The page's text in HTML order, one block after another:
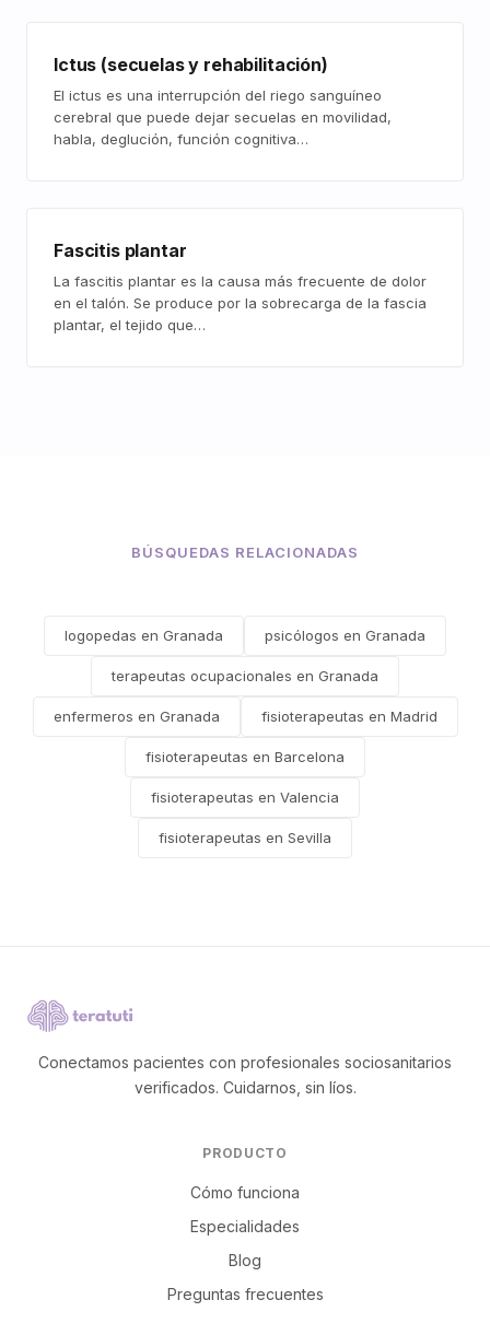
Ictus (secuelas y rehabilitación)
El ictus es una interrupción del riego sanguíneo
cerebral que puede dejar secuelas en movilidad,
habla, deglución, función cognitiva…
Fascitis plantar
La fascitis plantar es la causa más frecuente de dolor
en el talón. Se produce por la sobrecarga de la fascia
plantar, el tejido que…
BÚSQUEDAS RELACIONADAS
logopedas en Granada psicólogos en Granada
terapeutas ocupacionales en Granada
enfermeros en Granada fisioterapeutas en Madrid
fisioterapeutas en Barcelona
fisioterapeutas en Valencia
fisioterapeutas en Sevilla
Conectamos pacientes con profesionales sociosanitarios
verificados. Cuidarnos, sin líos.
PRODUCTO
Cómo funciona
Especialidades
Blog
Preguntas frecuentes